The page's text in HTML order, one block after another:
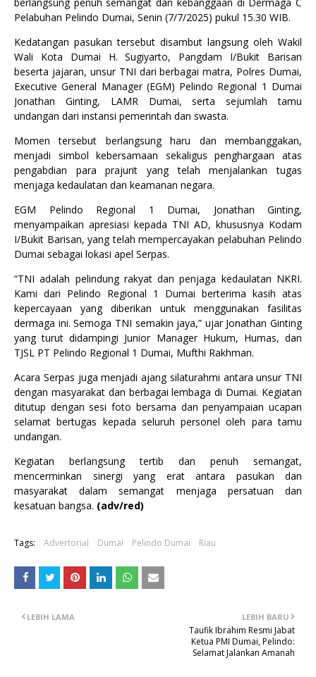
Pelabuhan Pelindo Dumai, Senin (7/7/2025) pukul 15.30 WIB.
Kedatangan pasukan tersebut disambut langsung oleh Wakil
Wali Kota Dumai H. Sugiyarto, Pangdam I/Bukit Barisan
beserta jajaran, unsur TNI dari berbagai matra, Polres Dumai,
Executive General Manager (EGM) Pelindo Regional 1 Dumai
Jonathan Ginting, LAMR Dumai, serta sejumlah tamu
undangan dari instansi pemerintah dan swasta.
Momen tersebut berlangsung haru dan membanggakan,
menjadi simbol kebersamaan sekaligus penghargaan atas
pengabdian para prajurit yang telah menjalankan tugas
menjaga kedaulatan dan keamanan negara.
EGM Pelindo Regional 1 Dumai, Jonathan Ginting,
menyampaikan apresiasi kepada TNI AD, khususnya Kodam
I/Bukit Barisan, yang telah mempercayakan pelabuhan Pelindo
Dumai sebagai lokasi apel Serpas.
“TNI adalah pelindung rakyat dan penjaga kedaulatan NKRI.
Kami dari Pelindo Regional 1 Dumai berterima kasih atas
kepercayaan yang diberikan untuk menggunakan fasilitas
dermaga ini. Semoga TNI semakin jaya,” ujar Jonathan Ginting
yang turut didampingi Junior Manager Hukum, Humas, dan
TJSL PT Pelindo Regional 1 Dumai, Mufthi Rakhman.
Acara Serpas juga menjadi ajang silaturahmi antara unsur TNI
dengan masyarakat dan berbagai lembaga di Dumai. Kegiatan
ditutup dengan sesi foto bersama dan penyampaian ucapan
selamat bertugas kepada seluruh personel oleh para tamu
undangan.
Kegiatan berlangsung tertib dan penuh semangat,
mencerminkan sinergi yang erat antara pasukan dan
masyarakat dalam semangat menjaga persatuan dan
kesatuan bangsa. (adv/red)
Tags: Advertorial Dumai Pelindo Dumai Riau
LEBIH BARU
Taufik Ibrahim Resmi Jabat
Ketua PMI Dumai, Pelindo:
Selamat Jalankan Amanah
LEBIH LAMA